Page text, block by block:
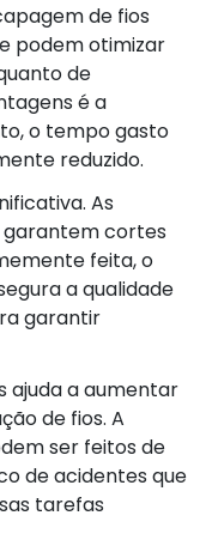
de fios
podem otimizar
de
é a
o tempo gasto
reduzido.
As
cortes
feita, o
a qualidade
garantir
ajuda a aumentar
de fios. A
ser feitos de
de acidentes que
tarefas